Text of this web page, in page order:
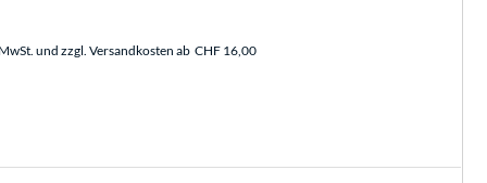
und zzgl. Versandkosten ab CHF 16,00